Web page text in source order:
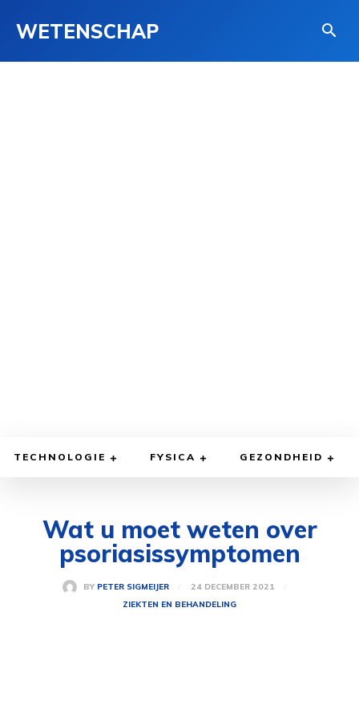
WETENSCHAP
TECHNOLOGIE FYSICA GEZONDHEID
Wat u moet weten over
psoriasissymptomen
BY PETER SIGMEIJER
24 DECEMBER 2021
ZIEKTEN EN BEHANDELING